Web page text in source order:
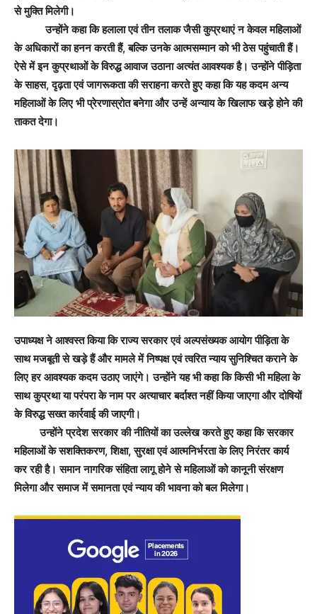
से मुक्ति मिलेगी।
उन्होंने कहा कि हलाला एवं तीन तलाक जैसी कुप्रथाएं न केवल महिलाओं
के अधिकारों का हनन करती हैं, बल्कि उनके आत्मसम्मान को भी ठेस पहुंचाती हैं।
ऐसे में इन कुप्रथाओं के विरुद्ध आवाज उठाना अत्यंत आवश्यक है। उन्होंने पीड़िता
के साहस, दृढ़ता एवं जागरूकता की सराहना करते हुए कहा कि यह कदम अन्य
महिलाओं के लिए भी प्रेरणास्रोत बनेगा और उन्हें अन्याय के खिलाफ खड़े होने की
ताकत देगा।
उपाध्यक्ष ने आश्वस्त किया कि राज्य सरकार एवं अल्पसंख्यक आयोग पीड़िता के
साथ मजबूती से खड़े हैं और मामले में निष्पक्ष एवं त्वरित न्याय सुनिश्चित कराने के
लिए हर आवश्यक कदम उठाए जाएंगे। उन्होंने यह भी कहा कि किसी भी महिला के
साथ कुप्रथा या परंपरा के नाम पर अत्याचार बर्दाश्त नहीं किया जाएगा और दोषियों
के विरुद्ध सख्त कार्रवाई की जाएगी।
उन्होंने प्रदेश सरकार की नीतियों का उल्लेख करते हुए कहा कि सरकार
महिलाओं के सशक्तिकरण, शिक्षा, सुरक्षा एवं आत्मनिर्भरता के लिए निरंतर कार्य
कर रही है। समान नागरिक संहिता लागू होने से महिलाओं को कानूनी संरक्षण
मिलेगा और समाज में समानता एवं न्याय की भावना को बल मिलेगा।